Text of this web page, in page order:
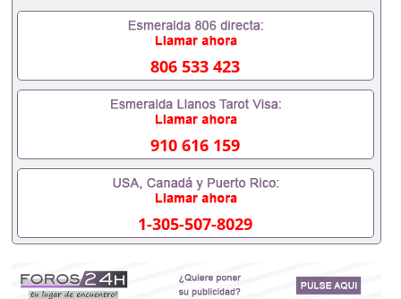
凭学历、美国文凭学历、澳洲文凭学历、加拿大文凭
学历、新西兰学历认证等q:551190476 微信：
University）圣何塞州立大学毕业证（San Jose State
University）圣何塞州立大学毕业证（San Jose State
University）圣何塞州立大学成绩单（San Jose State
University）圣何塞州立大学成绩单（ San Jose State
University）圣何塞州立大学成绩单（San Jose State
University）成绩单圣何塞州立大学文凭（San Jose
State University）圣何塞州立大学（San Jose State
University）圣何塞州立大学（San Jose State
University）圣何塞州立大学（ San Jose State
University）圣何塞州立大学（San Jose State
University）圣何塞州立大学文凭（San Jose State
University）文凭圣何塞州立大学文凭（San Jose
State University）圣何塞州立大学学历（ San Jose
806 533 423
910 616 159
1-305-507-8029